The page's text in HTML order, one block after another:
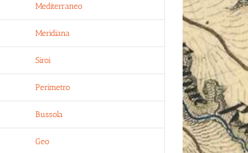
Mediterraneo
Meridiana
Siroi
Perimetro
Bussola
Geo